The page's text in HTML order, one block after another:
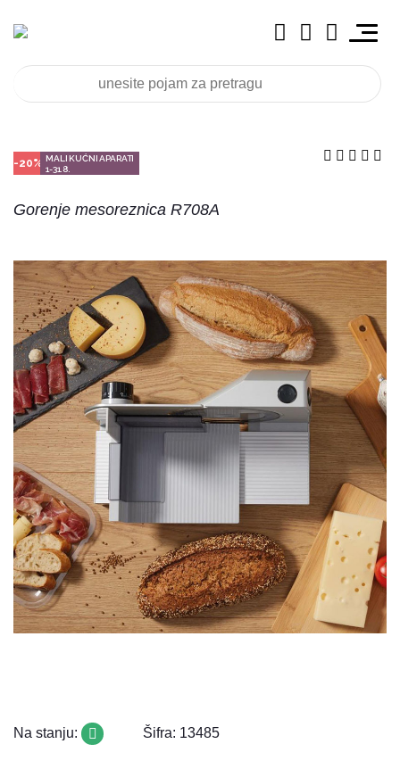
Gorenje mesoreznica R708A
-20% MALI KUĆNI APARATI
1-31.8.
Na stanju: Šifra: 13485